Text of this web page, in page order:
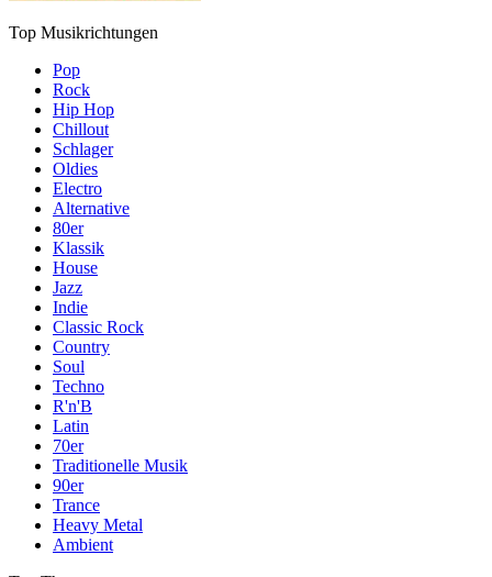
Top Musikrichtungen
Pop
Rock
Hip Hop
Chillout
Schlager
Oldies
Electro
Alternative
80er
Klassik
House
Jazz
Indie
Classic Rock
Country
Soul
Techno
R'n'B
Latin
70er
Traditionelle Musik
90er
Trance
Heavy Metal
Ambient